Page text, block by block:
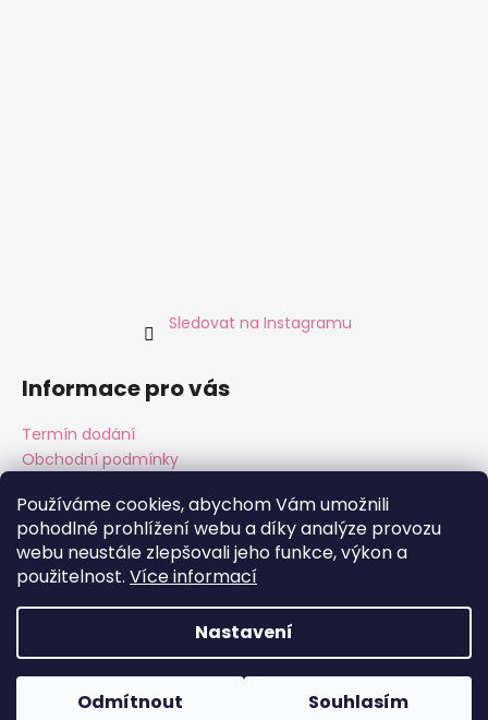
Používáme cookies, abychom Vám umožnili
pohodlné prohlížení webu a díky analýze provozu
webu neustále zlepšovali jeho funkce, výkon a
použitelnost. Více informací
Nastavení
Odmítnout Souhlasím
Sledovat na Instagramu
Informace pro vás
Termín dodání
Obchodní podmínky
Instagram Facebook
Copyright 2026ALMARA Original Handmade. Všechna
práva vyhrazena.